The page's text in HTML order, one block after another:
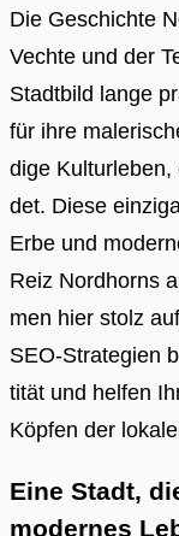
Die Geschich­te
Vech­te und der
Stadt­bild lan­ge
für ihre
di­ge
det. Die­se
Erbe und
Reiz Nord­horns
men hier stolz
SEO-Stra­te­gien
ti­tät und hel­fen
Köp­fen der
Eine Stadt,
modernes